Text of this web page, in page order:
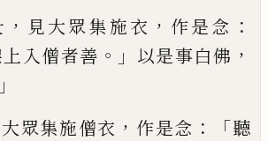
， 見大眾集施衣 ， 作是念 ：
入僧者善 。」 以是事白佛 ，
眾集施僧衣 ， 作是念 ：「聽